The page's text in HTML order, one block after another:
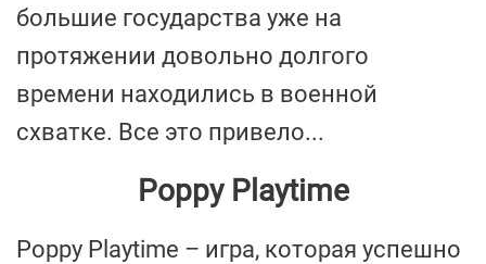
большие государства уже на
протяжении довольно долгого
времени находились в военной
схватке. Все это привело...
Poppy Playtime
Poppy Playtime – игра, которая успешно